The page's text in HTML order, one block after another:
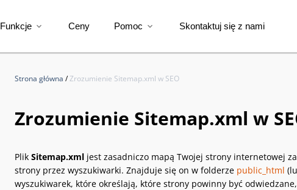
Funkcje expand_more Ceny Pomoc expand_more Skontaktuj się z nami
Strona główna /Zrozumienie Sitemap.xml w SEO
Zrozumienie Sitemap.xml w
Plik Sitemap.xml jest zasadniczo mapą Twojej strony internetowej
strony przez wyszukiwarki. Znajduje się on w folderze public_html
wyszukiwarek, które określają, które strony powinny być